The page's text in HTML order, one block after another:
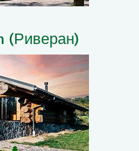
(Риверан)